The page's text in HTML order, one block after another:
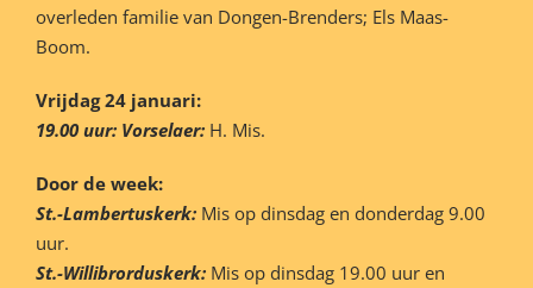
overleden familie van Dongen-Brenders; Els Maas-
Boom.
Vrijdag 24 januari:
19.00 uur: Vorselaer: H. Mis.
Door de week:
St.-Lambertuskerk: Mis op dinsdag en donderdag 9.00
uur.
St.-Willibrorduskerk: Mis op dinsdag 19.00 uur en